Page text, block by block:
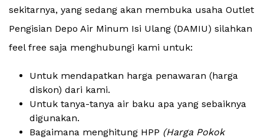
sekitarnya, yang sedang akan membuka usaha Outlet
Pengisian Depo Air Minum Isi Ulang (DAMIU) silahkan
feel free saja menghubungi kami untuk:
Untuk mendapatkan harga penawaran (harga
diskon) dari kami.
Untuk tanya-tanya air baku apa yang sebaiknya
digunakan.
Bagaimana menghitung HPP (Harga Pokok